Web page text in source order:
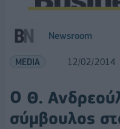
Newsroom
MEDIA 12/02/2014
Ο Θ.
σύμβουλος